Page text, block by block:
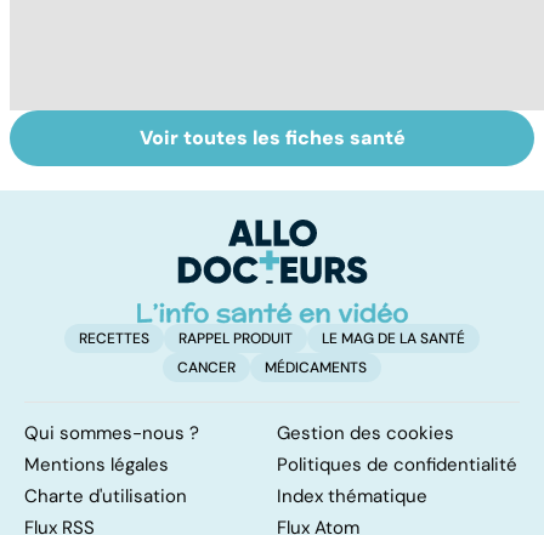
Tout savoir sur
les infections
Covid-19 : tout
savoir sur la
Voir toutes les fiches santé
RECETTES RAPPEL PRODUIT
LE MAG DE LA SANTÉ
CANCER
MÉDICAMENTS
Qui sommes-nous ?
Gestion des cookies
Mentions légales
Politiques de confidentialité
Charte d'utilisation
Index thématique
Flux RSS
Flux Atom